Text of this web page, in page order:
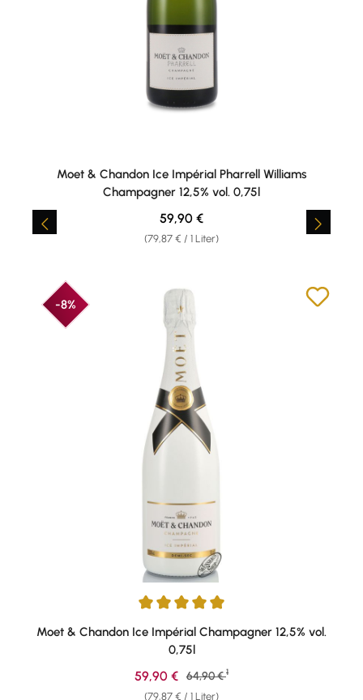
Moet & Chandon Ice Impérial Pharrell Williams
Champagner 12,5% vol. 0,75l
(79,87 € / 1 Liter)
Regulärer Preis:
59,90 €
-8%
Durchschnittliche Bewertung von 5 von 5 Sternen
Moet & Chandon Ice Impérial Champagner 12,5% vol.
0,75l
(79,87 € / 1 Liter)
Verkaufspreis:
59,90 € Regulärer Preis:
64,90 € 1